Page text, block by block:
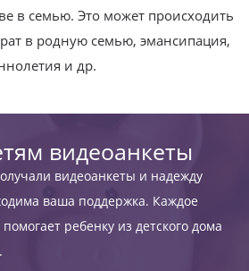
в семью. Это может происходить
в родную семью, эмансипация,
и др.
видеоанкеты
видеоанкеты и надежду
ваша поддержка. Каждое
ребенку из детского дома